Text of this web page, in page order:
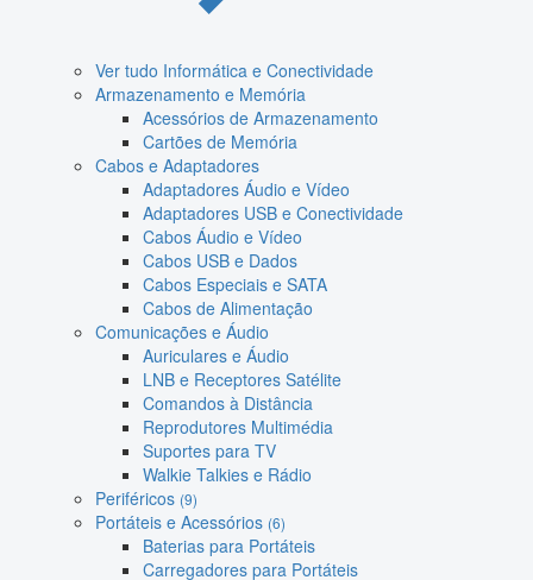
Ver tudo Informática e Conectividade
Armazenamento e Memória
Acessórios de Armazenamento
Cartões de Memória
Cabos e Adaptadores
Adaptadores Áudio e Vídeo
Adaptadores USB e Conectividade
Cabos Áudio e Vídeo
Cabos USB e Dados
Cabos Especiais e SATA
Cabos de Alimentação
Comunicações e Áudio
Auriculares e Áudio
LNB e Receptores Satélite
Comandos à Distância
Reprodutores Multimédia
Suportes para TV
Walkie Talkies e Rádio
Periféricos (9)
Portáteis e Acessórios (6)
Baterias para Portáteis
Carregadores para Portáteis